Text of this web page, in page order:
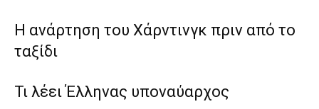
Η ανάρτηση του Χάρντινγκ πριν από το
ταξίδι
Τι λέει Έλληνας υποναύαρχος